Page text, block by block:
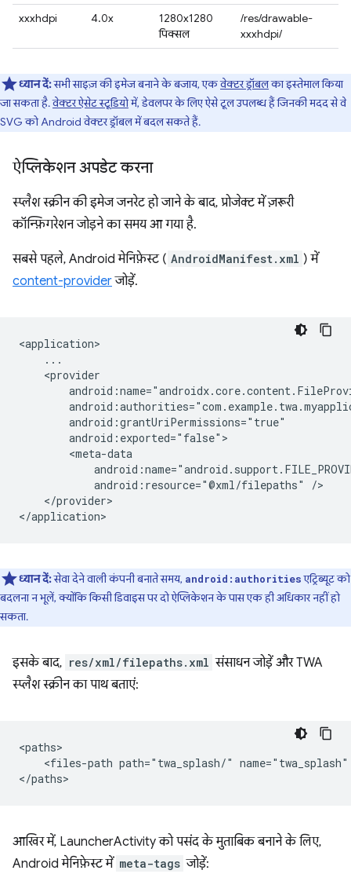
xxxhdpi
4.0x
1280x1280
पिक्सल
/res/drawable-
xxxhdpi/
ध्यान दें:सभी साइज़ की इमेज बनाने के बजाय, एकवेक्टर ड्रॉबलका इस्तेमाल किया
जा सकता है.वेक्टर ऐसेट स्टूडियोमें, डेवलपर के लिए ऐसे टूल उपलब्ध हैं जिनकी मदद से वे
SVG को Android वेक्टर ड्रॉबल में बदल सकते हैं.
ऐप्लिकेशन अपडेट करना
स्प्लैश स्क्रीन की इमेज जनरेट हो जाने के बाद, प्रोजेक्ट में ज़रूरी
कॉन्फ़िगरेशन जोड़ने का समय आ गया है.
सबसे पहले, Android मेनिफ़ेस्ट ( AndroidManifest.xml ) में
content-providerजोड़ें.
android:resource="@xml/filepaths"
</provider>
ध्यान दें:सेवा देने वाली कंपनी बनाते समय, android:authoritiesएट्रिब्यूट को
बदलना न भूलें, क्योंकि किसी डिवाइस पर दो ऐप्लिकेशन के पास एक ही अधिकार नहीं हो
सकता.
इसके बाद, res/xml/filepaths.xml संसाधन जोड़ें और TWA
स्प्लैश स्क्रीन का पाथ बताएं:
<files-path path="twa_splash/" name="twa_splash"
आखिर में, LauncherActivity को पसंद के मुताबिक बनाने के लिए,
Android मेनिफ़ेस्ट में meta-tags जोड़ें: